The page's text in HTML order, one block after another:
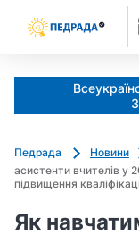
Педрада Новини
асистенти вчителів у
підвищення
Як